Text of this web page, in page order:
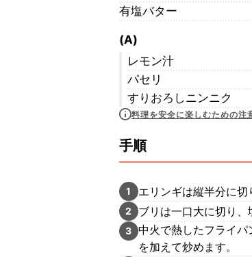
有塩バター
(A)
レモン汁
パセリ
すりおろしニンニク
料理を安全に楽しむための注
手順
1 エリンギは縦半分に切
2 ブリは一口大に切り、
3 中火で熱したフライ
を加えて炒めます。